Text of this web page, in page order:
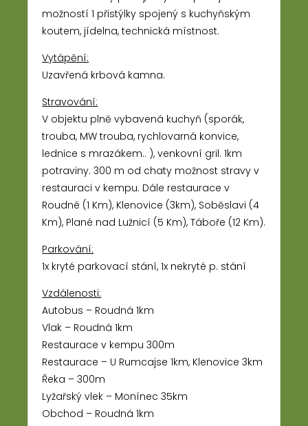
možností 1 přistýlky spojený s kuchyňským
koutem, jídelna, technická místnost.
Vytápění:
Uzavřená krbová kamna.
Stravování:
V objektu plně vybavená kuchyň (sporák,
trouba, MW trouba, rychlovarná konvice,
lednice s mrazákem.. ), venkovní gril. 1km
potraviny. 300 m od chaty možnost stravy v
restauraci v kempu. Dále restaurace v
Roudné (1 Km), Klenovice (3km), Soběslavi (4
Km), Plané nad Lužnicí (5 Km), Táboře (12 Km).
Parkování:
1x kryté parkovací stání, 1x nekryté p. stání
Vzdálenosti:
Autobus – Roudná 1km
Vlak – Roudná 1km
Restaurace v kempu 300m
Restaurace – U Rumcajse 1km, Klenovice 3km
Řeka – 300m
Lyžařský vlek – Monínec 35km
Obchod – Roudná 1km